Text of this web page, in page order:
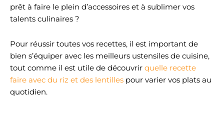
prêt à faire le plein d’accessoires et à sublimer vos
talents culinaires ?
Pour réussir toutes vos recettes, il est important de
bien s’équiper avec les meilleurs ustensiles de cuisine,
tout comme il est utile de découvrir quelle recette
faire avec du riz et des lentilles pour varier vos plats au
quotidien.